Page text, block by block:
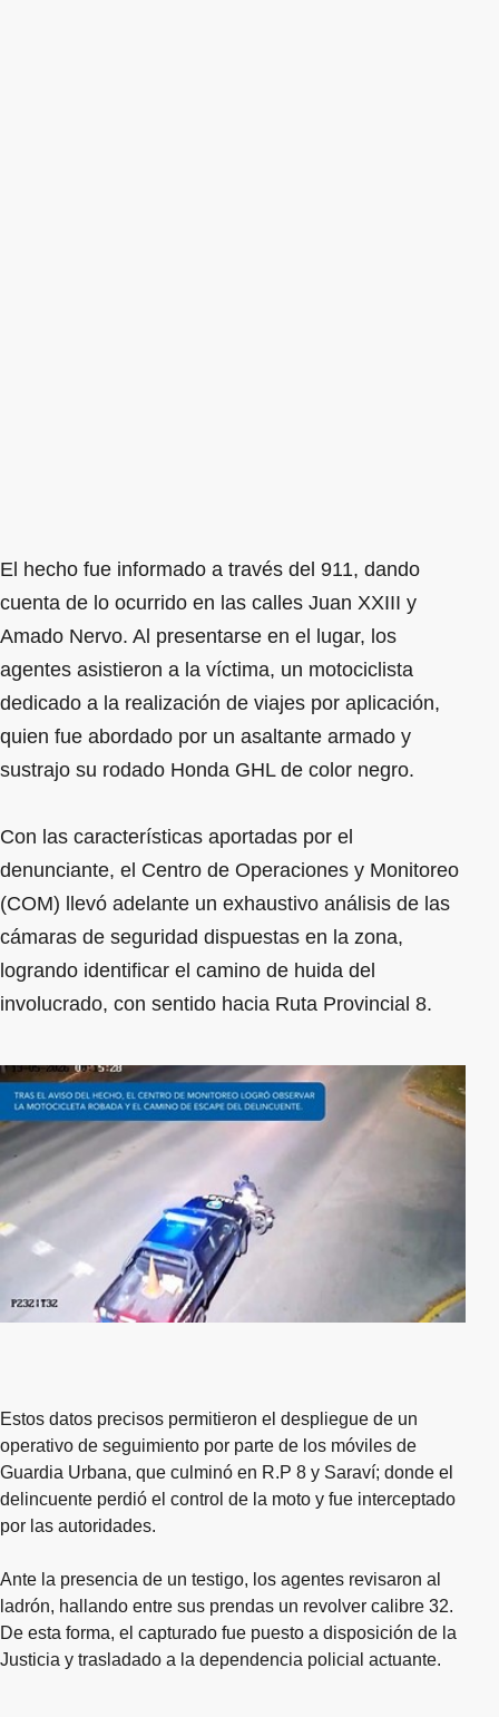
El hecho fue informado a través del 911, dando
cuenta de lo ocurrido en las calles Juan XXIII y
Amado Nervo. Al presentarse en el lugar, los
agentes asistieron a la víctima, un motociclista
dedicado a la realización de viajes por aplicación,
quien fue abordado por un asaltante armado y
sustrajo su rodado Honda GHL de color negro.
Con las características aportadas por el
denunciante, el Centro de Operaciones y Monitoreo
(COM) llevó adelante un exhaustivo análisis de las
cámaras de seguridad dispuestas en la zona,
logrando identificar el camino de huida del
involucrado, con sentido hacia Ruta Provincial 8.
Estos datos precisos permitieron el despliegue de un
operativo de seguimiento por parte de los móviles de
Guardia Urbana, que culminó en R.P 8 y Saraví; donde el
delincuente perdió el control de la moto y fue interceptado
por las autoridades.
Ante la presencia de un testigo, los agentes revisaron al
ladrón, hallando entre sus prendas un revolver calibre 32.
De esta forma, el capturado fue puesto a disposición de la
Justicia y trasladado a la dependencia policial actuante.